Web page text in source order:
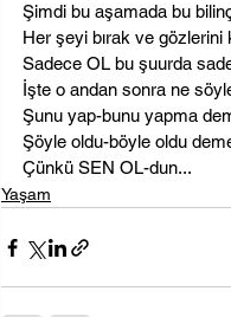
Şimdi bu aşamada bu
Her şeyi bırak ve gözlerini
Sadece OL bu şuurda
İşte o andan sonra ne
Şunu yap-bunu yapma
Şöyle oldu-böyle oldu
Çünkü SEN OL-dun...
Yaşam